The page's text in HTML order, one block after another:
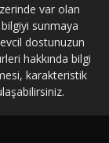
var olan
sunmaya
dostunuzun
hakkında bilgi
karakteristik